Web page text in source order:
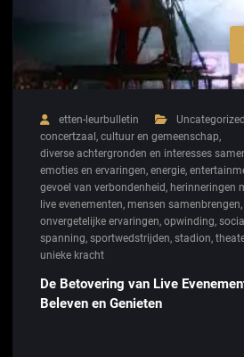
etten-leurbulletin Uncategorized
concertzaal , cultuur en gemeenschap,
diverse achtergronden en interesses
emoties en ervaringen, energie,
gevoel van verbondenheid, herinneringen
live evenementen, mensen samenbrengen,
onvergetelijke ervaringen, opwinding,
spanning, sportwedstrijden, stadion,
unieke kracht
De Betovering van Live
Beleven en Genieten